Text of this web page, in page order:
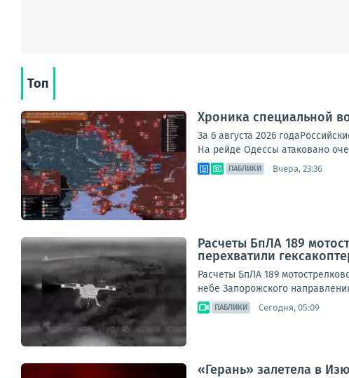
Топ
Хроника специальной
За 6 августа 2026
На рейде Одессы атаковано
ПАБЛИКИ Вчера, 23:36
Расчеты БпЛА 189
перехватили
Расчеты БпЛА 189
небе Запорожского
ПАБЛИКИ Сегодня, 05:09
«Герань» залетела в